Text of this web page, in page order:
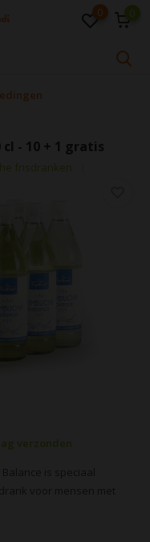
0 0
cl - 10 + 1 gratis
frisdranken
verzonden